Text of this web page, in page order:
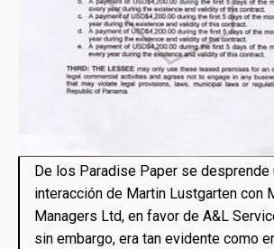
De los Paradise Paper se desprende
interacción de Martin Lustgarten con
Managers Ltd, en favor de A&L
sin embargo, era tan evidente como